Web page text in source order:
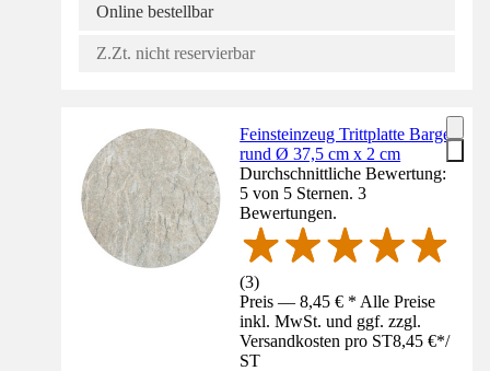
Online bestellbar
Z.Zt. nicht reservierbar
Feinsteinzeug Trittplatte Barge
rund Ø 37,5 cm x 2 cm
Durchschnittliche Bewertung:
5 von 5 Sternen. 3
Bewertungen.
(3)
Preis — 8,45 € * Alle Preise
inkl. MwSt. und ggf. zzgl.
Versandkosten pro ST8,45 €*/
ST